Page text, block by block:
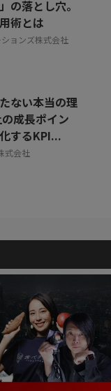
の落とし穴。
術とは
ョンズ株式会社
ない本当の理
成長ポイン
するKPI...
式会社